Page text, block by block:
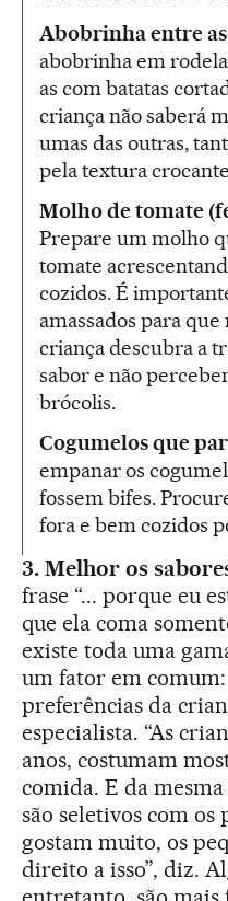
Abobrinha entre
abobrinha em
as com batatas
criança não saberá
umas das outras,
pela textura
Molho de tomate
Prepare um molho
tomate
cozidos. É
amassados para
criança descubra a
sabor e não
brócolis.
Cogumelos que
empanar os
fossem bifes.
fora e bem cozidos
3. Melhor os
frase “... porque eu
que ela coma
existe toda uma
um fator em comum:
preferências da
especialista. “As
anos, costumam
comida. E da
são seletivos com os
gostam muito, os
direito a isso”, diz.